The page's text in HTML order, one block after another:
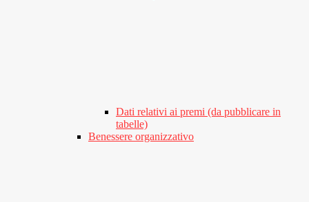
Dati relativi ai premi (da pubblicare in
tabelle)
Benessere organizzativo